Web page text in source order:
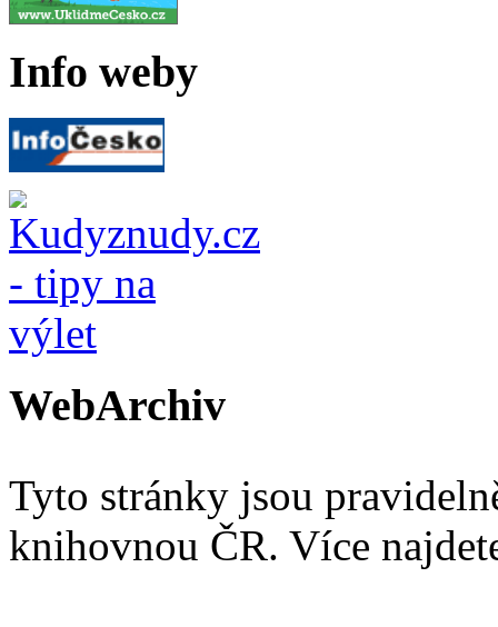
Info weby
WebArchiv
Tyto stránky jsou
knihovnou ČR. Více